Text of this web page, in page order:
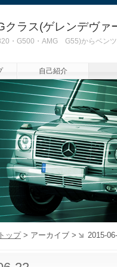
クラス(ゲレンデヴァ
・G500・AMG G55)からベン
自己紹介
ップ> アーカイブ > 2015-